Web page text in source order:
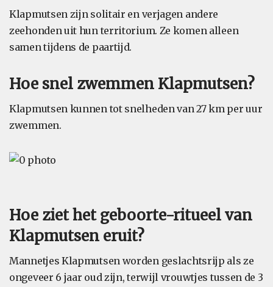
Klapmutsen zijn solitair en verjagen andere
zeehonden uit hun territorium. Ze komen alleen
samen tijdens de paartijd.
Hoe snel zwemmen Klapmutsen?
Klapmutsen kunnen tot snelheden van 27 km per uur
zwemmen.
Hoe ziet het geboorte-ritueel van
Klapmutsen eruit?
Mannetjes Klapmutsen worden geslachtsrijp als ze
ongeveer 6 jaar oud zijn, terwijl vrouwtjes tussen de 3